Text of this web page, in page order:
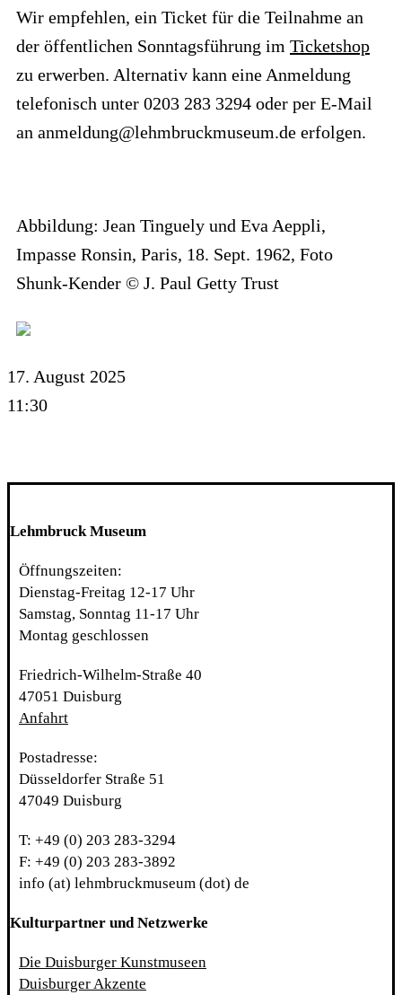
Wir empfehlen, ein Ticket für die Teilnahme an
der öffentlichen Sonntagsführung im Ticketshop
zu erwerben. Alternativ kann eine Anmeldung
telefonisch unter 0203 283 3294 oder per E-Mail
an anmeldung@lehmbruckmuseum.de erfolgen.
Abbildung: Jean Tinguely und Eva Aeppli,
Impasse Ronsin, Paris, 18. Sept. 1962, Foto
Shunk-Kender © J. Paul Getty Trust
17. August 2025
11:30
Lehmbruck Museum
Öffnungszeiten:
Dienstag-Freitag 12-17 Uhr
Samstag, Sonntag 11-17 Uhr
Montag geschlossen
Friedrich-Wilhelm-Straße 40
47051 Duisburg
Anfahrt
Postadresse:
Düsseldorfer Straße 51
47049 Duisburg
T: +49 (0) 203 283-3294
F: +49 (0) 203 283-3892
info (at) lehmbruckmuseum (dot) de
Kulturpartner und Netzwerke
Die Duisburger Kunstmuseen
Duisburger Akzente